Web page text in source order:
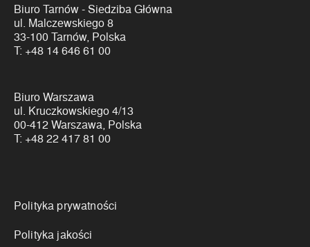
Biuro Tarnów - Siedziba Główna
ul. Malczewskiego 8
33-100 Tarnów, Polska
T: +48 14 646 61 00
Biuro Warszawa
ul. Kruczkowskiego 4/13
00-412 Warszawa, Polska
T: +48 22 417 81 00
Linki
Polityka prywatności
Polityka jakości